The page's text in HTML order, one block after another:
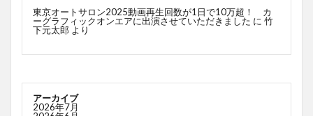
東京オートサロン2025動画再生回数が1日で10万超！ カ
ーグラフィックオンエアに出演させていただきました に 竹
下元太郎 より
アーカイブ
2026年7月